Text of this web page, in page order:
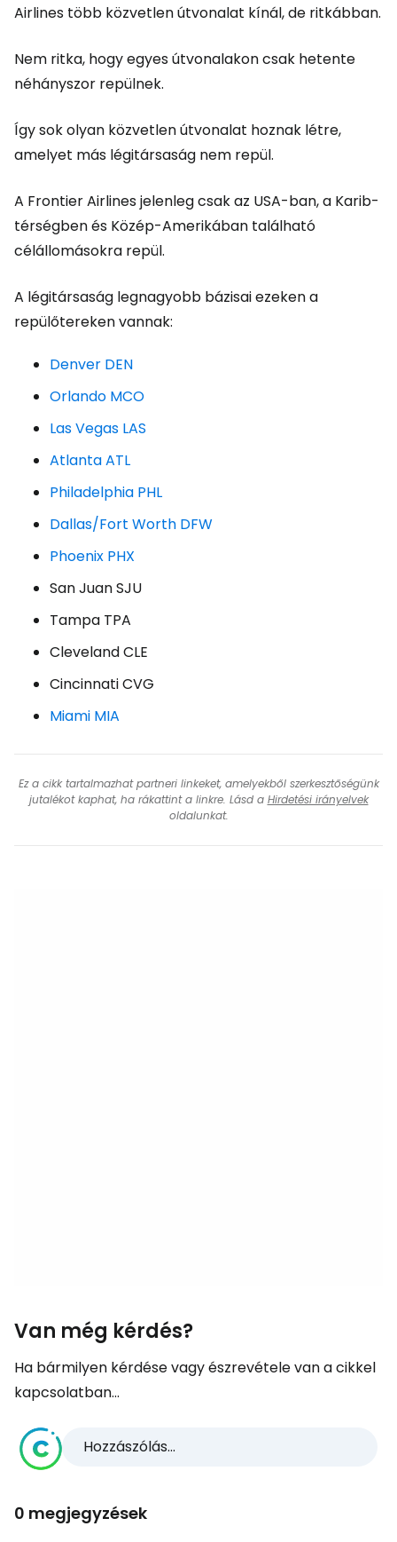
Airlines több közvetlen útvonalat kínál, de ritkábban.
Nem ritka, hogy egyes útvonalakon csak hetente
néhányszor repülnek.
Így sok olyan közvetlen útvonalat hoznak létre,
amelyet más légitársaság nem repül.
A Frontier Airlines jelenleg csak az USA-ban, a Karib-
térségben és Közép-Amerikában található
célállomásokra repül.
A légitársaság legnagyobb bázisai ezeken a
repülőtereken vannak:
Denver DEN
Orlando MCO
Las Vegas LAS
Atlanta ATL
Philadelphia PHL
Dallas/Fort Worth DFW
Phoenix PHX
San Juan SJU
Tampa TPA
Cleveland CLE
Cincinnati CVG
Miami MIA
Ez a cikk tartalmazhat partneri linkeket, amelyekből szerkesztőségünk
jutalékot kaphat, ha rákattint a linkre. Lásd a Hirdetési irányelvek
oldalunkat.
Van még kérdés?
Ha bármilyen kérdése vagy észrevétele van a cikkel
kapcsolatban...
Hozzászólás...
0 megjegyzések